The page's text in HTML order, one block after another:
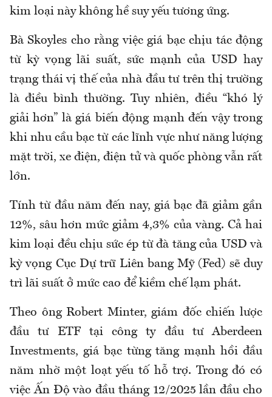
kim loại này không hề suy yếu tương ứng.
Bà Skoyles cho rằng việc giá bạc chịu tác động
từ kỳ vọng lãi suất, sức mạnh của USD hay
trạng thái vị thế của nhà đầu tư trên thị trường
là điều bình thường. Tuy nhiên, điều “khó lý
giải hơn” là giá biến động mạnh đến vậy trong
khi nhu cầu bạc từ các lĩnh vực như năng lượng
mặt trời, xe điện, điện tử và quốc phòng vẫn rất
lớn.
Tính từ đầu năm đến nay, giá bạc đã giảm gần
12%, sâu hơn mức giảm 4,3% của vàng. Cả hai
kim loại đều chịu sức ép từ đà tăng của USD và
kỳ vọng Cục Dự trữ Liên bang Mỹ (Fed) sẽ duy
trì lãi suất ở mức cao để kiềm chế lạm phát.
Theo ông Robert Minter, giám đốc chiến lược
đầu tư ETF tại công ty đầu tư Aberdeen
Investments, giá bạc từng tăng mạnh hồi đầu
năm nhờ một loạt yếu tố hỗ trợ. Trong đó có
việc Ấn Độ vào đầu tháng 12/2025 lần đầu cho